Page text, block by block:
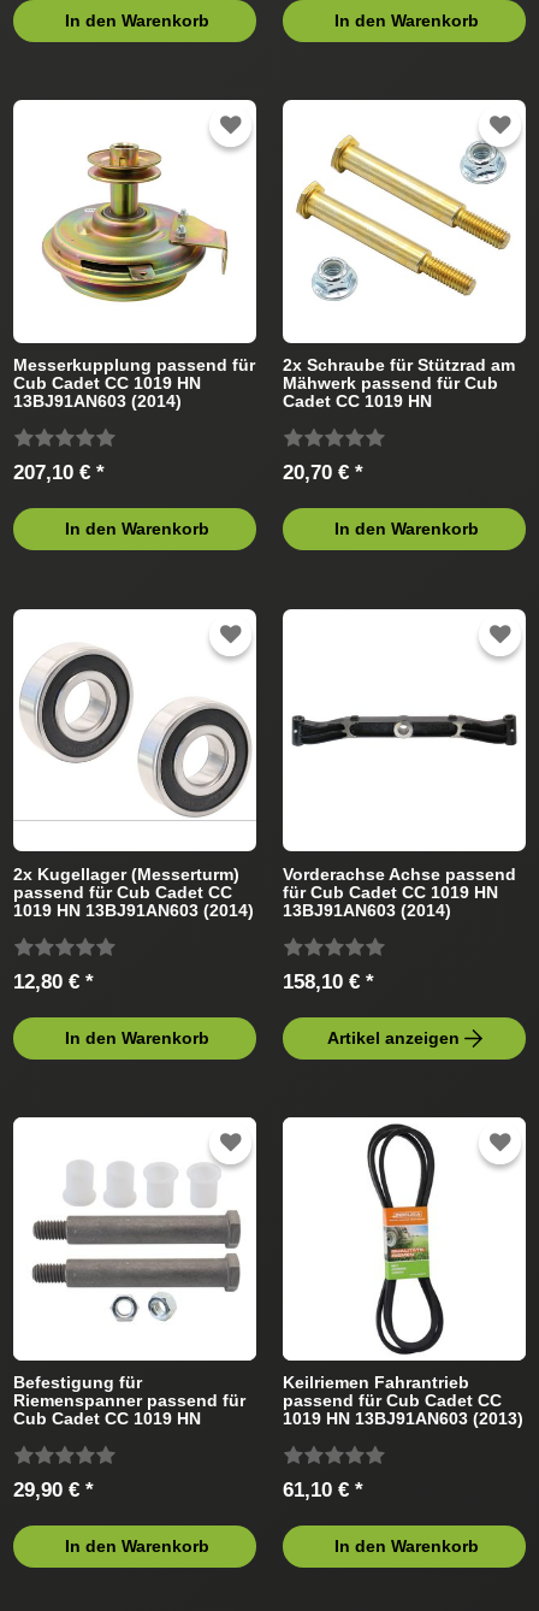
In den Warenkorb In den Warenkorb
Messerkupplung passend für
Cub Cadet CC 1019 HN
13BJ91AN603 (2014)
207,10 € *
In den Warenkorb
2x Schraube für Stützrad am
Mähwerk passend für Cub
Cadet CC 1019 HN
Rasentraktor
20,70 € *
In den Warenkorb
2x Kugellager (Messerturm)
passend für Cub Cadet CC
1019 HN 13BJ91AN603 (2014)
12,80 € *
In den Warenkorb
Vorderachse Achse passend
für Cub Cadet CC 1019 HN
13BJ91AN603 (2014)
158,10 € *
Artikel anzeigen
Befestigung für
Riemenspanner passend für
Cub Cadet CC 1019 HN
Rasentraktor
29,90 € *
In den Warenkorb
Keilriemen Fahrantrieb
passend für Cub Cadet CC
1019 HN 13BJ91AN603 (2013)
61,10 € *
In den Warenkorb